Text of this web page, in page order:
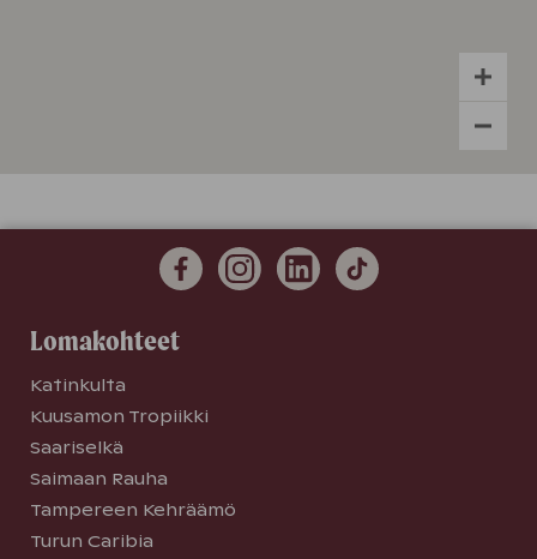
Lomakohteet
Katinkulta
Kuusamon Tropiikki
Saariselkä
Saimaan Rauha
Tampereen Kehräämö
Turun Caribia